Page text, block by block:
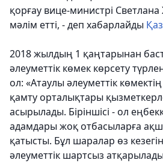
қорғау вице-министрі
мәлім етті, - деп хабарлайды
2018 жылдың 1 қаңтарынан
әлеуметтік көмек көрсету
ол: «Атаулы әлеуметтік
қамту орталықтары
асырылады. Біріншісі - ол
адамдары жоқ отбасыларға
қатысты. Бұл шаралар өз
әлеуметтік шартсыз